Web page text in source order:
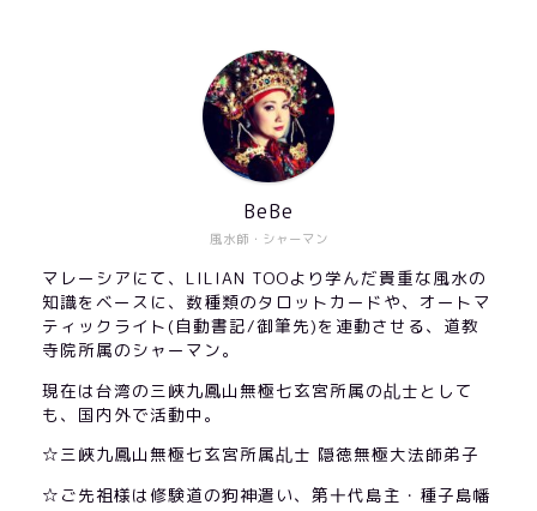
風水師・シャーマン
BeBe
マレーシアにて、LILIAN TOOより学んだ貴重な風水の
知識をベースに、数種類のタロットカードや、オートマ
ティックライト(自動書記/御筆先)を連動させる、道教
寺院所属のシャーマン。
現在は台湾の三峽九鳳山無極七玄宮所属の乩士として
も、国内外で活動中。
☆三峽九鳳山無極七玄宮所属乩士 隠徳無極大法師弟子
☆ご先祖様は修験道の狗神遣い、第十代島主・種子島幡